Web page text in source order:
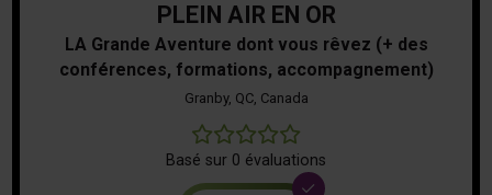
PLEIN AIR EN OR
LA Grande Aventure dont vous rêvez (+ des
conférences, formations, accompagnement)
Granby, QC, Canada
Basé sur 0 évaluations